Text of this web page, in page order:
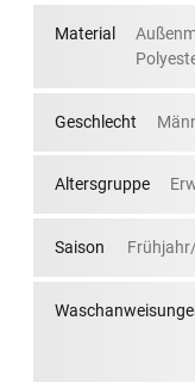
Material
Geschlecht
Altersgruppe
Saison